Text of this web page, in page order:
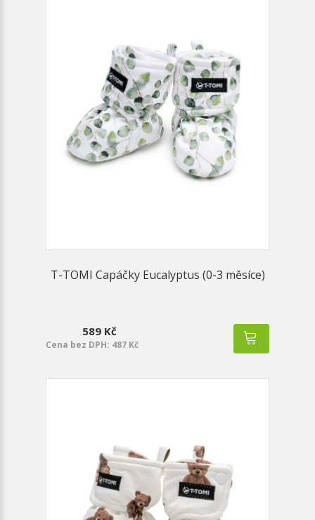
T-TOMI Capáčky Eucalyptus (0-3 měsíce)
589 Kč
Cena bez DPH: 487 Kč